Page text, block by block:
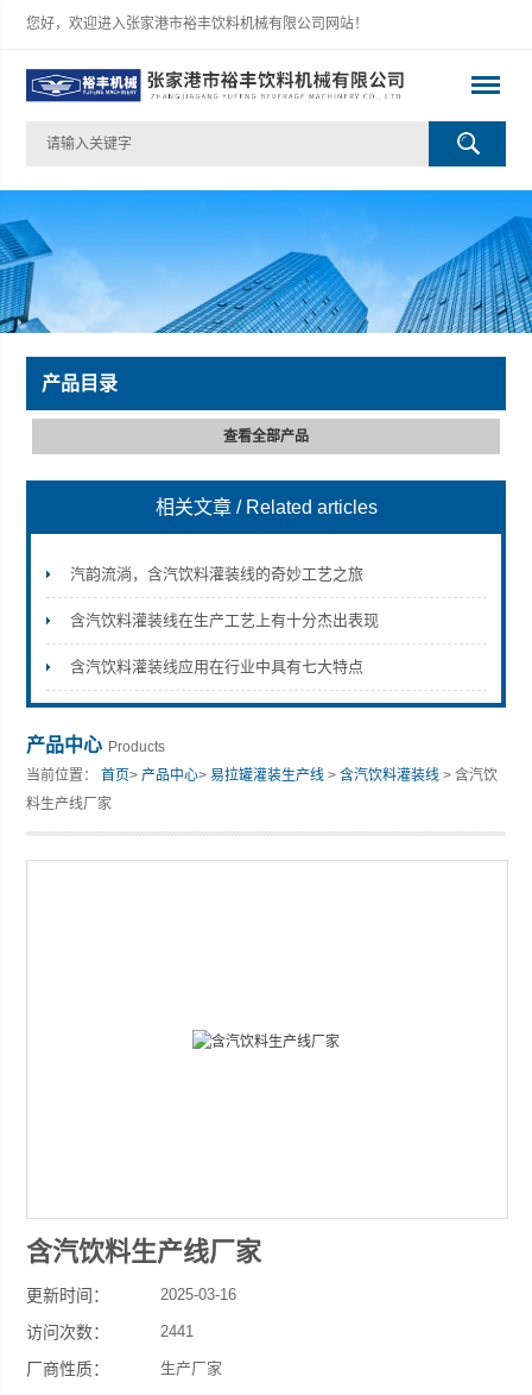
您好，欢迎进入张家港市裕丰饮料机械有限公司网站！
张家港市裕丰饮料机械有限公司
产品目录
查看全部产品
相关文章 / Related articles
汽韵流淌，含汽饮料灌装线的奇妙工艺之旅
含汽饮料灌装线在生产工艺上有十分杰出表现
含汽饮料灌装线应用在行业中具有七大特点
产品中心 Products
当前位置：首页>产品中心>易拉罐灌装生产线 >含汽饮料灌装线 > 含汽饮
料生产线厂家
含汽饮料生产线厂家
更新时间： 2025-03-16
访问次数： 2441
厂商性质： 生产厂家